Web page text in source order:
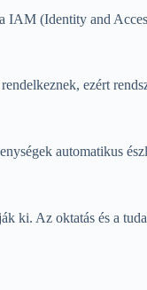
(Identity and
ezért
automatikus
ki. Az oktatás és a